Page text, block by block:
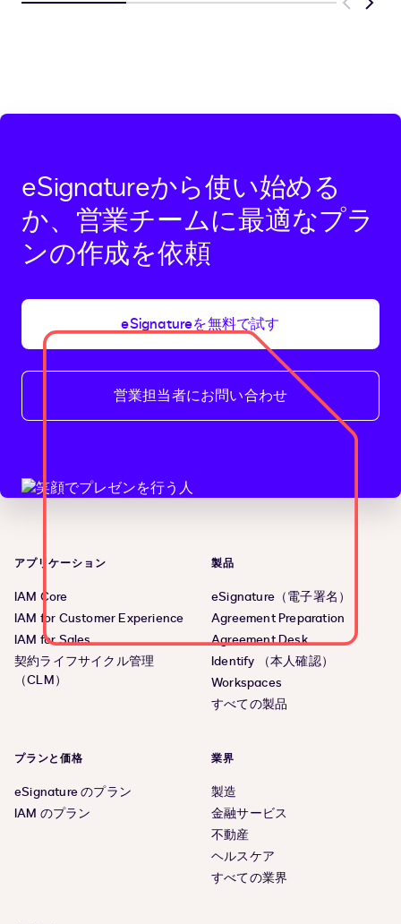
Previous
Next
eSignatureから使い始める
か、営業チームに最適なプラ
ンの作成を依頼
eSignatureを無料で試す
営業担当者にお問い合わせ
アプリケーション
IAM Core
IAM for Customer Experience
IAM for Sales
契約ライフサイクル管理
（CLM）
製品
eSignature（電子署名）
Agreement Preparation
Agreement Desk
Identify （本人確認）
Workspaces
すべての製品
プランと価格
eSignature のプラン
IAM のプラン
業界
製造
金融サービス
不動産
ヘルスケア
すべての業界